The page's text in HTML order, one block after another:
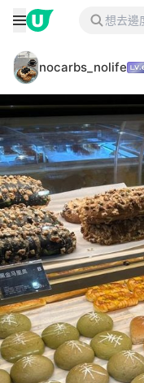
nocarbs_nolife